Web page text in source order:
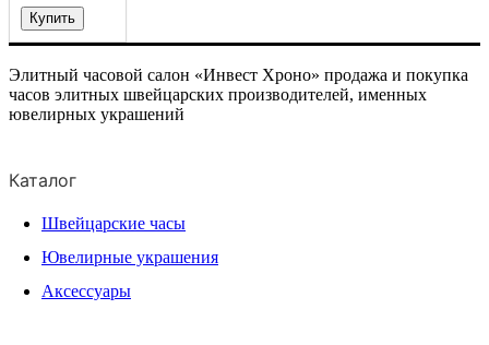
Купить
Элитный часовой салон «Инвест Хроно» продажа и покупка
часов элитных швейцарских производителей, именных
ювелирных украшений
Каталог
Швейцарские часы
Ювелирные украшения
Аксессуары